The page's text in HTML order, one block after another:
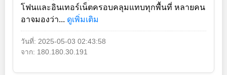
โฟนและอินเทอร์เน็ตครอบคลุมแทบทุกพื้นที่ หลายคน
อาจมองว่า... ดูเพิ่มเติม
วันที่: 2025-05-03 02:43:58
จาก: 180.180.30.191